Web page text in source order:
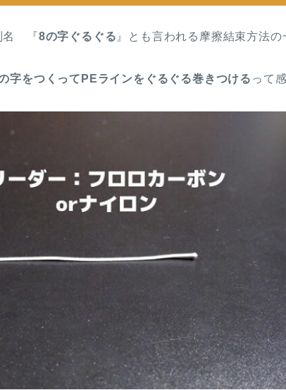
名 『8の字ぐるぐる 』とも言われる摩擦結束方法の
字をつくってPEラインをぐるぐる巻きつける って